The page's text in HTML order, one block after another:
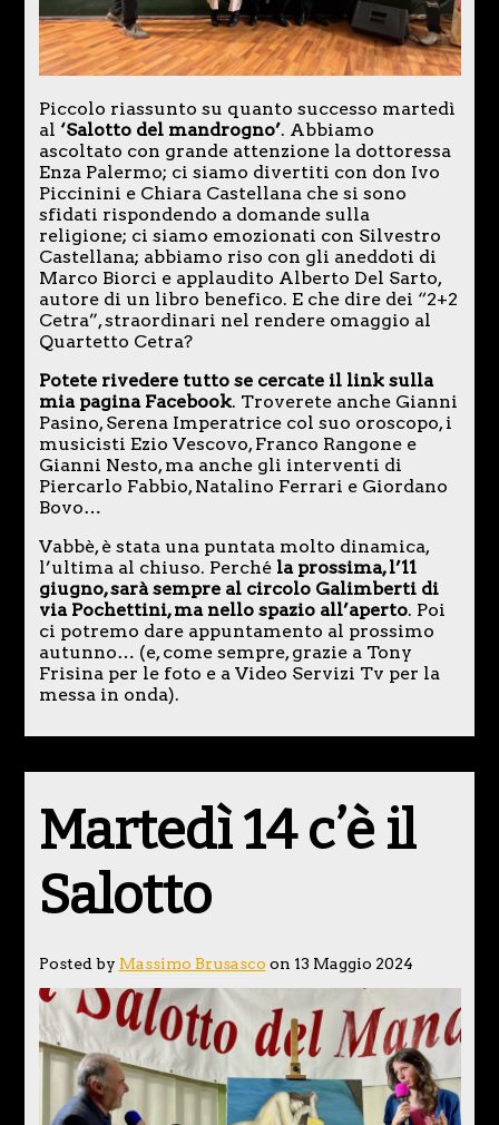
Piccolo riassunto su quanto successo martedì
al ‘Salotto del mandrogno’. Abbiamo
ascoltato con grande attenzione la dottoressa
Enza Palermo; ci siamo divertiti con don Ivo
Piccinini e Chiara Castellana che si sono
sfidati rispondendo a domande sulla
religione; ci siamo emozionati con Silvestro
Castellana; abbiamo riso con gli aneddoti di
Marco Biorci e applaudito Alberto Del Sarto,
autore di un libro benefico. E che dire dei “2+2
Cetra”, straordinari nel rendere omaggio al
Quartetto Cetra?
Potete rivedere tutto se cercate il link sulla
mia pagina Facebook. Troverete anche Gianni
Pasino, Serena Imperatrice col suo oroscopo, i
musicisti Ezio Vescovo, Franco Rangone e
Gianni Nesto, ma anche gli interventi di
Piercarlo Fabbio, Natalino Ferrari e Giordano
Bovo…
Vabbè, è stata una puntata molto dinamica,
l’ultima al chiuso. Perché la prossima, l’11
giugno, sarà sempre al circolo Galimberti di
via Pochettini, ma nello spazio all’aperto. Poi
ci potremo dare appuntamento al prossimo
autunno… (e, come sempre, grazie a Tony
Frisina per le foto e a Video Servizi Tv per la
messa in onda).
Martedì 14 c’è il
Salotto
Posted by Massimo Brusasco on 13 Maggio 2024